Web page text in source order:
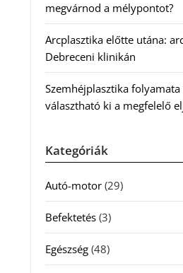
megvárnod a mélypontot?
Arcplasztika előtte utána:
Debreceni klinikán
Szemhéjplasztika
választható ki a megfelelő
Kategóriák
Autó-motor(29)
Befektetés(3)
Egészség(48)